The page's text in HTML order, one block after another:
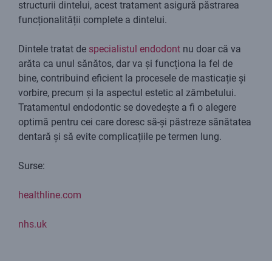
structurii dintelui, acest tratament asigură păstrarea
funcționalității complete a dintelui.
Dintele tratat de specialistul endodont nu doar că va
arăta ca unul sănătos, dar va și funcționa la fel de
bine, contribuind eficient la procesele de masticație și
vorbire, precum și la aspectul estetic al zâmbetului.
Tratamentul endodontic se dovedește a fi o alegere
optimă pentru cei care doresc să-și păstreze sănătatea
dentară și să evite complicațiile pe termen lung.
Surse:
healthline.com
nhs.uk